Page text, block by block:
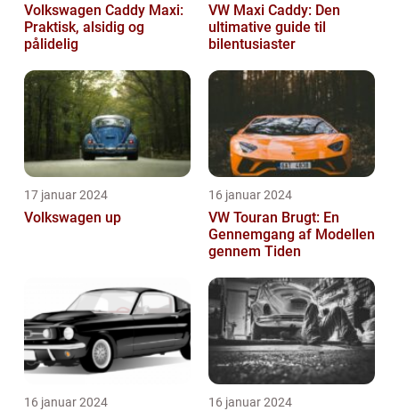
Volkswagen Caddy Maxi:
Praktisk, alsidig og
pålidelig
VW Maxi Caddy: Den
ultimative guide til
bilentusiaster
17 januar 2024
Volkswagen up
16 januar 2024
VW Touran Brugt: En
Gennemgang af Modellen
gennem Tiden
16 januar 2024 16 januar 2024